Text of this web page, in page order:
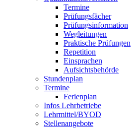
Termine
Prüfungsfächer
Prüfungsinformation
Wegleitungen
Praktische Prüfungen
Repetition
Einsprachen
Aufsichtsbehörde
Stundenplan
Termine
Ferienplan
Infos Lehrbetriebe
Lehrmittel/BYOD
Stellenangebote